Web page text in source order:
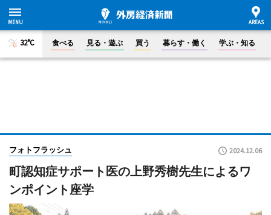
32°C 食べる 見る・遊ぶ 買う 暮らす・働く 学ぶ・知る
フォトフラッシュ 2024.12.06
町認知症サポート医の上野秀樹先生によるワ
ンポイント座学